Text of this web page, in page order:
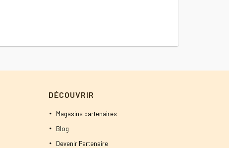
DÉCOUVRIR
Magasins partenaires
Blog
Devenir Partenaire